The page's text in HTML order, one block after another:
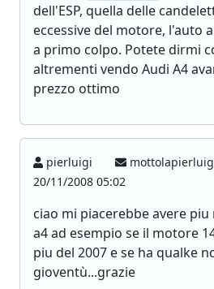
dell'ESP, quella delle
eccessive del motore, l'auto
a primo colpo. Potete dirmi
altrementi vendo Audi A4
prezzo ottimo
pierluigi
20/11/2008 05:02
ciao mi piacerebbe avere
a4 ad esempio se il motore
piu del 2007 e se ha qualke
gioventù...grazie